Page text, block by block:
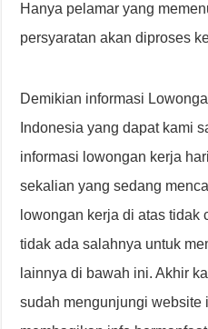
Hanya pelamar yang
persyaratan akan diproses
Demikian informasi
Indonesia yang dapat kami
informasi lowongan kerja
sekalian yang sedang
lowongan kerja di atas tidak
tidak ada salahnya untuk
lainnya di bawah ini. Akhir
sudah mengunjungi website